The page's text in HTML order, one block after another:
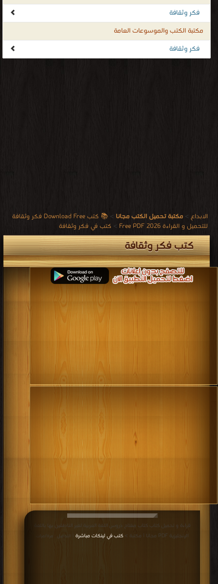
فكر وثقافة
مكتبة الكتب والموسوعات العامة
فكر وثقافة
الابداع > مكتبة تحميل الكتب مجانا >
📚 كتب Download Free فكر وثقافة
للتحميل و القراءة 2026 Free PDF
> كتب في فكر وثقافة
كتب فكر وثقافة
قراءة و تحميل كتاب كتاب مفتاح دروس اللغة العربية لغير الناطقين بها باللغة
الإنجليزية PDF مجانا | مكتبة >
كتب في لينكات مباشرة | التحميل : مرة/مرات